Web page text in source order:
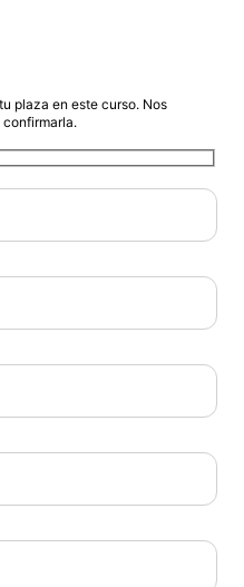
plaza en este curso. Nos